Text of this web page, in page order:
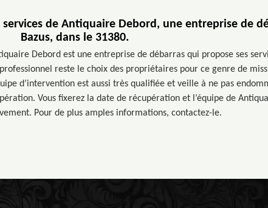
de Antiquaire Debord, une entreprise de
Bazus, dans le 31380.
Debord est une entreprise de débarras qui propose ses
reste le choix des propriétaires pour ce genre de
d’intervention est aussi très qualifiée et veille à ne pas
Vous fixerez la date de récupération et l’équipe de
Pour de plus amples informations, contactez-le.